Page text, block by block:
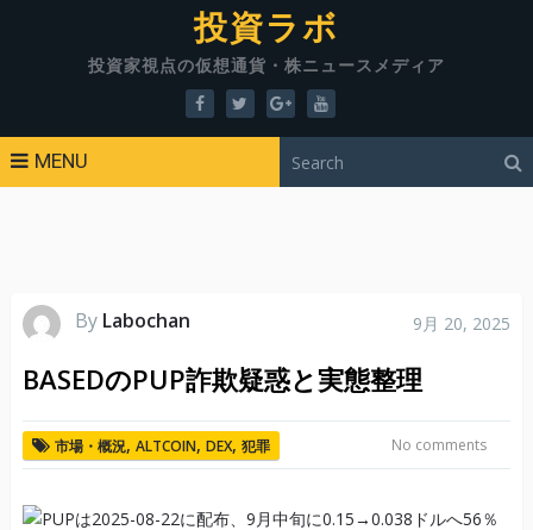
投資ラボ
投資家視点の仮想通貨・株ニュースメディア
MENU
By Labochan 9月 20, 2025
BASEDのPUP詐欺疑惑と実態整理
市場・概況, ALTCOIN, DEX, 犯罪 No comments